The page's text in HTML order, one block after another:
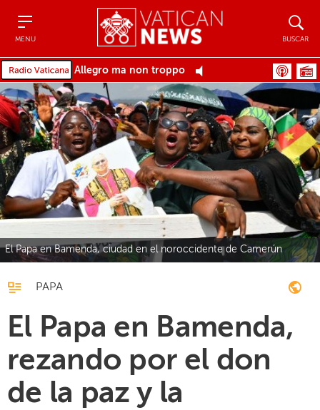
MENU BUSCAR
Allegro ma non troppo
El Papa en Bamenda, ciudad en el noroccidente de Camerún
PAPA
El Papa en Bamenda,
rezando por el don
de la paz y la